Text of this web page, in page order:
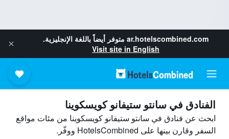
ar.hotelscombined.com متوفر أيضاً باللغة الإنجليزية.
Visit site in English
الفنادق في سانتو ستيفانو كويسكوينا
ابحث عن فنادق في سانتو ستيفانو كويسكوينا من مئات مواقع
السفر وقارن بينها على HotelsCombined ووفّر.